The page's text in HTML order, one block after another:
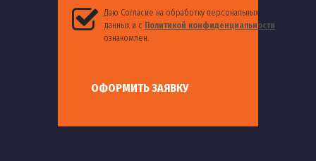
Даю Согласие на обработку персональных
данных и с Политикой конфиденциальности
ознакомлен.
ОФОРМИТЬ ЗАЯВКУ